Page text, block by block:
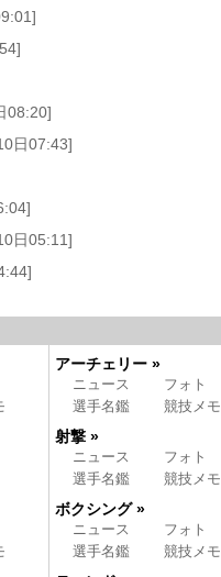
08:20]
日07:43]
日05:11]
アーチェリー »
ニュース
フォト
選手名鑑
競技メモ
射撃 »
ニュース
フォト
選手名鑑
競技メモ
ボクシング »
ニュース
フォト
選手名鑑
競技メモ